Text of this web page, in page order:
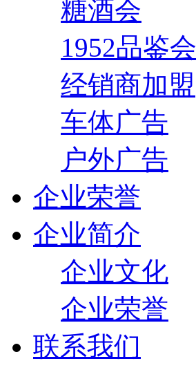
糖酒会
1952品鉴会
经销商加盟
车体广告
户外广告
企业荣誉
企业简介
企业文化
企业荣誉
联系我们